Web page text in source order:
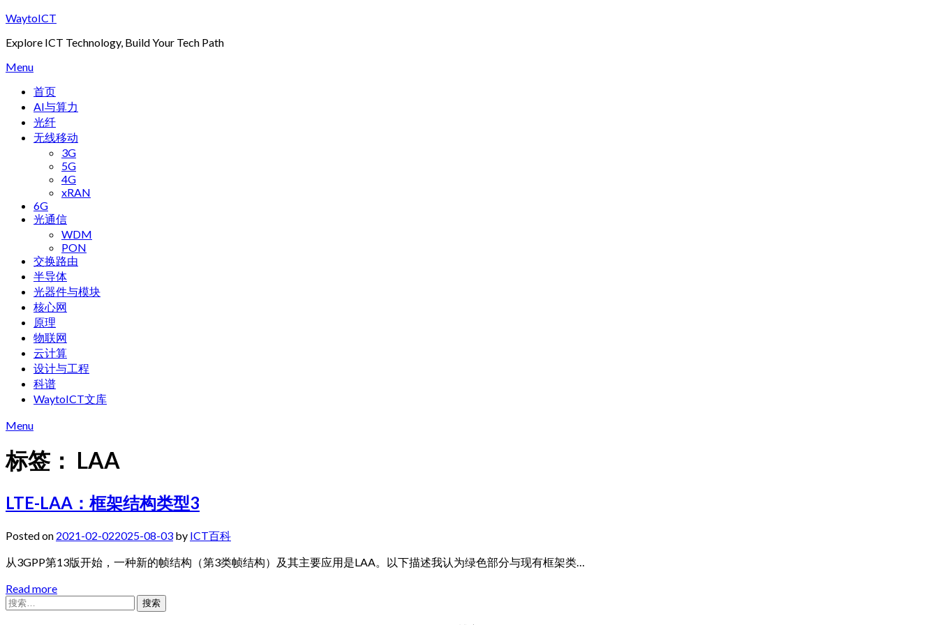
Skip
content
WaytoICT
Explore ICT Technology, Build Your Tech Path
Menu
首页
AI与算力
光纤
无线移动
3G
5G
4G
xRAN
6G
光通信
WDM
PON
交换路由
半导体
光器件与模块
核心网
原理
物联网
云计算
设计与工程
科谱
WaytoICT文库
Menu
标签： LAA
LTE-LAA：框架结构类型3
Posted on 2021-02-022025-08-03 by ICT百科
从3GPP第13版开始，一种新的帧结构（第3类帧结构）及其主要应用是LAA。以下描述我认为绿色部分与现有框架类…
Read more
搜